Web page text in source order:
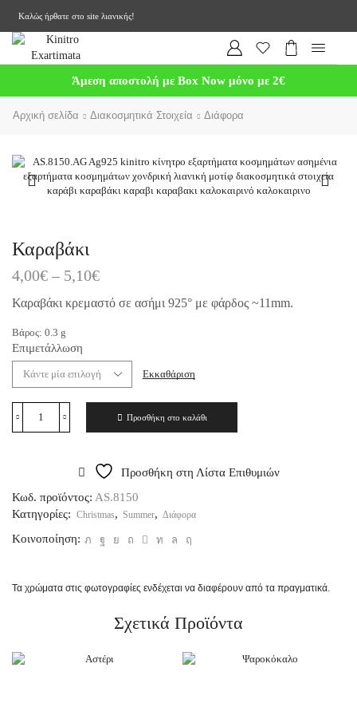
Καλώς ήρθατε στο site λιανικής!
Άμεση αποστολή με Box Now μόνο με 2€
Αρχική σελίδα Διακοσμητικά Στοιχεία Διάφορα
Καραβάκι
4,00€ – 5,10€
Καραβάκι κρεμαστό σε ασήμι 925° με φάρδος ~11mm.
Βάρος: 0.3 g
Επιμετάλλωση
Εκκαθάριση
Προσθήκη στο καλάθι
Προσθήκη στη Λίστα Επιθυμιών
Κωδ. προϊόντος: AS.8150
Κατηγορίες: Christmas, Summer, Διάφορα
Κοινοποίηση:
Τα χρώματα στις φωτογραφίες ενδέχεται να διαφέρουν από τα πραγματικά.
Σχετικά Προϊόντα